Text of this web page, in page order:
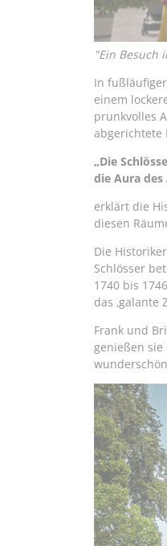
"Ein Besuch
In
einem
prunkvolles
abgerichtete
„Die
die Aura des
erklärt die
diesen
Die
Schlösser
1740 bis
das ‚galante
Frank und
genießen sie